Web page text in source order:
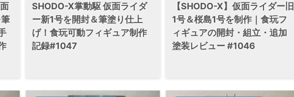
SHODO-X掌動駆 仮面ライダ
ー新1号を開封＆筆塗り仕上
げ！食玩可動フィギュア制作
記録#1047
【SHODO-X】仮面ライダー旧
1号＆桜島1号を制作｜食玩フ
ィギュアの開封・組立・追加
塗装レビュー #1046